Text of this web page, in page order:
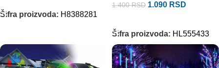
Šifra proizvoda: H8388281
1.400RSD 1.090 RSD
Šifra proizvoda: HL555433